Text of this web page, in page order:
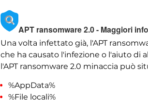
APT ransomware 2.0 - Maggiori
Una volta infettato già, l'APT
che ha causato l'infezione o l'aiuto di
l'APT ransomware 2.0 minaccia può
%AppData%
%File locali%